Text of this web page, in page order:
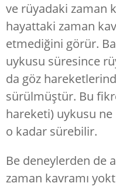
ve rüyadaki zaman
hayattaki zaman
etmediğini görür.
uykusu süresince
da göz
sürülmüştür. Bu
hareketi) uykusu
o kadar sürebilir.
Be deneylerden de
zaman kavramı